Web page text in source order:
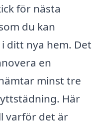
för nästa
du kan
ditt nya hem. Det
en
minst tre
Här
varför det är